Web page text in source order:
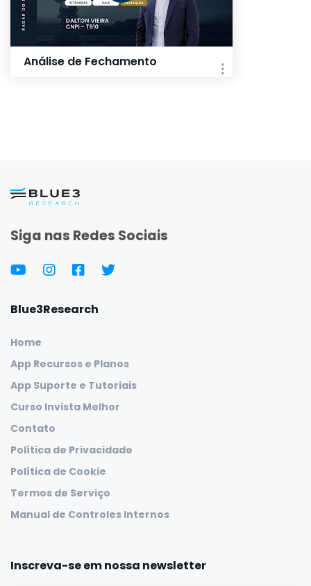
Análise de Fechamento
Siga nas Redes Sociais
Blue3Research
Home
App Recursos e Planos
App Suporte e Tutoriais
Curso Invista Melhor
Contato
Política de Privacidade
Política de Cookie
Termos de Serviço
Manual de Controles Internos
Inscreva-se em nossa newsletter